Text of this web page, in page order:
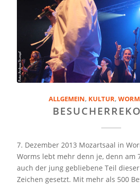
ALLGEMEIN, KULTUR,
7. Dezember 2013 Mozartsaal in
Worms lebt mehr denn je, denn am
auch der jung gebliebene Teil
Zeichen gesetzt. Mit mehr als 500